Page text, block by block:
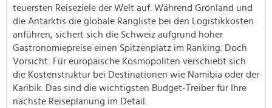
teuersten Reiseziele der Welt auf. Während Grönland und
die Antarktis die globale Rangliste bei den Logistikkosten
anführen, sichert sich die Schweiz aufgrund hoher
Gastronomiepreise einen Spitzenplatz im Ranking. Doch
Vorsicht: Für europäische Kosmopoliten verschiebt sich
die Kostenstruktur bei Destinationen wie Namibia oder der
Karibik. Das sind die wichtigsten Budget-Treiber für Ihre
nächste Reiseplanung im Detail.